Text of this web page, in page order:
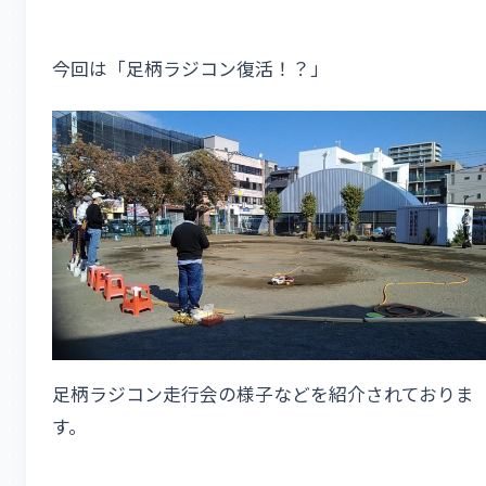
今回は「足柄ラジコン復活！？」
足柄ラジコン走行会の様子などを紹介されておりま
す。